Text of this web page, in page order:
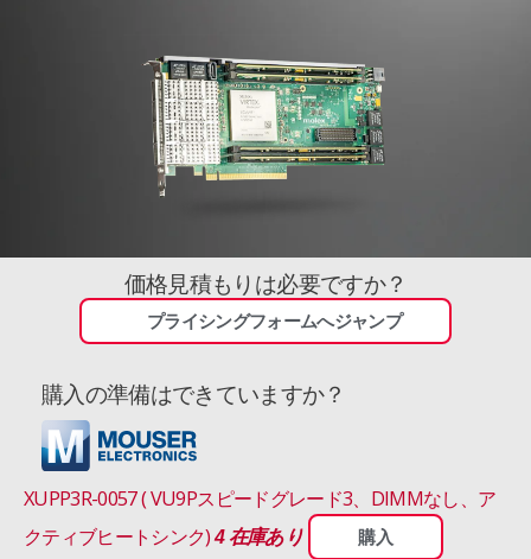
価格見積もりは必要ですか？
プライシングフォームへジャンプ
購入の準備はできていますか？
XUPP3R-0057 ( VU9Pスピードグレード3、DIMMなし、ア
クティブヒートシンク)4 在庫あり 購入